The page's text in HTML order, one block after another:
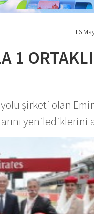
16
1
şirketi olan
yenilediklerini